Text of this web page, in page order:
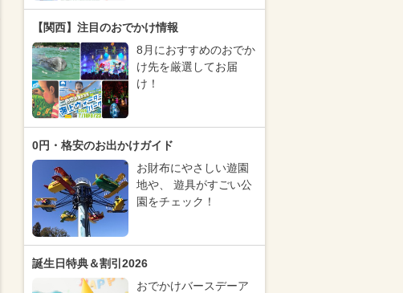
【関西】注目のおでかけ情報
8月におすすめのおでか
け先を厳選してお届
け！
0円・格安のお出かけガイド
お財布にやさしい遊園
地や、 遊具がすごい公
園をチェック！
誕生日特典＆割引2026
おでかけバースデーア